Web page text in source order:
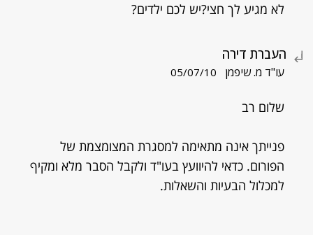
לא מגיע לך חצי?יש לכם ילדים?
העברת דירה
עו"ד מ. שיפמן 05/07/10
שלום רב
פנייתך אינה מתאימה למסגרת המצומצמת של
הפורום. כדאי להיוועץ בעו"ד ולקבל הסבר מלא ומקיף
למכלול הבעיות והשאלות.